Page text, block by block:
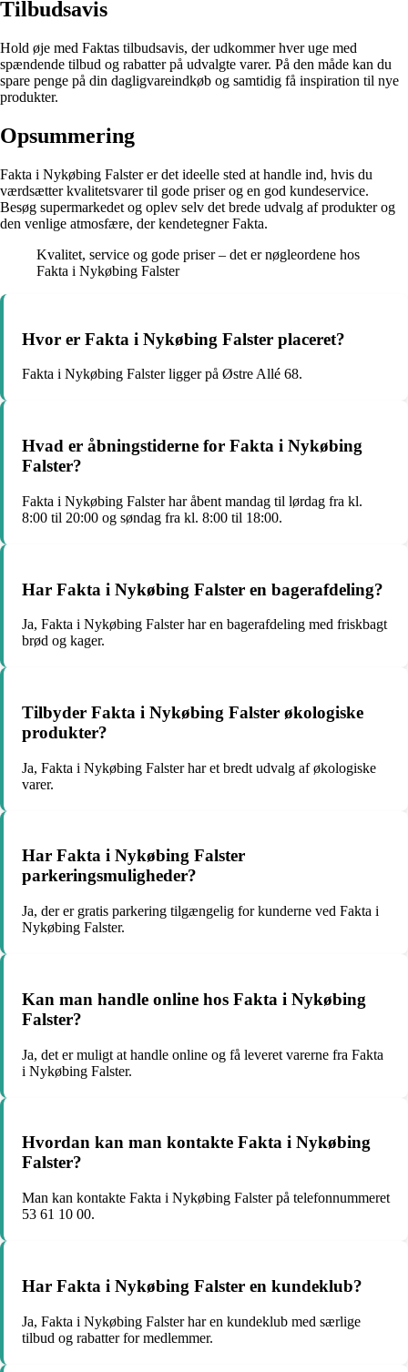
Tilbudsavis
Hold øje med Faktas tilbudsavis, der udkommer hver uge med
spændende tilbud og rabatter på udvalgte varer. På den måde kan du
spare penge på din dagligvareindkøb og samtidig få inspiration til nye
produkter.
Opsummering
Fakta i Nykøbing Falster er det ideelle sted at handle ind, hvis du
værdsætter kvalitetsvarer til gode priser og en god kundeservice.
Besøg supermarkedet og oplev selv det brede udvalg af produkter og
den venlige atmosfære, der kendetegner Fakta.
Kvalitet, service og gode priser – det er nøgleordene hos
Fakta i Nykøbing Falster
Hvor er Fakta i Nykøbing Falster placeret?
Fakta i Nykøbing Falster ligger på Østre Allé 68.
Hvad er åbningstiderne for Fakta i Nykøbing
Falster?
Fakta i Nykøbing Falster har åbent mandag til lørdag fra kl.
8:00 til 20:00 og søndag fra kl. 8:00 til 18:00.
Har Fakta i Nykøbing Falster en bagerafdeling?
Ja, Fakta i Nykøbing Falster har en bagerafdeling med friskbagt
brød og kager.
Tilbyder Fakta i Nykøbing Falster økologiske
produkter?
Ja, Fakta i Nykøbing Falster har et bredt udvalg af økologiske
varer.
Har Fakta i Nykøbing Falster
parkeringsmuligheder?
Ja, der er gratis parkering tilgængelig for kunderne ved Fakta i
Nykøbing Falster.
Kan man handle online hos Fakta i Nykøbing
Falster?
Ja, det er muligt at handle online og få leveret varerne fra Fakta
i Nykøbing Falster.
Hvordan kan man kontakte Fakta i Nykøbing
Falster?
Man kan kontakte Fakta i Nykøbing Falster på telefonnummeret
53 61 10 00.
Har Fakta i Nykøbing Falster en kundeklub?
Ja, Fakta i Nykøbing Falster har en kundeklub med særlige
tilbud og rabatter for medlemmer.